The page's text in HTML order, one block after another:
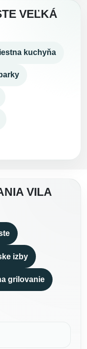
VEĽKÁ
kuchyňa
VILA
izby
grilovanie